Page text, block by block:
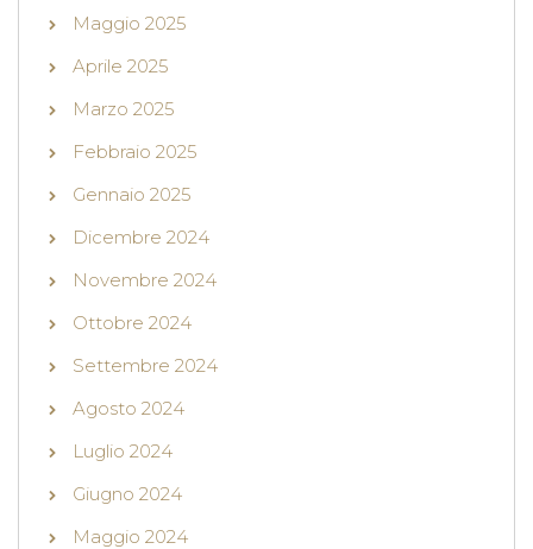
Maggio 2025
Aprile 2025
Marzo 2025
Febbraio 2025
Gennaio 2025
Dicembre 2024
Novembre 2024
Ottobre 2024
Settembre 2024
Agosto 2024
Luglio 2024
Giugno 2024
Maggio 2024